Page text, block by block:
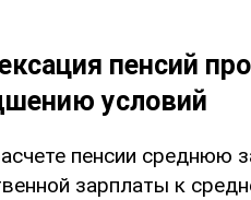
пенсий
условий
пенсии среднюю
зарплаты к